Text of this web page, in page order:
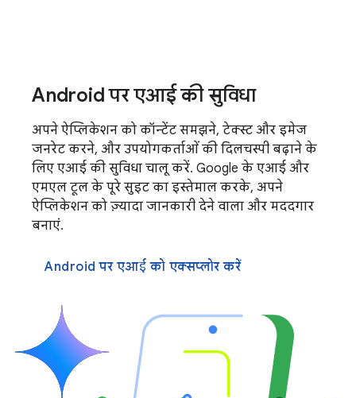
Android पर एआई की सुविधा
अपने ऐप्लिकेशन को कॉन्टेंट समझने, टेक्स्ट और इमेज
जनरेट करने, और उपयोगकर्ताओं की दिलचस्पी बढ़ाने के
लिए एआई की सुविधा चालू करें. Google के एआई और
एमएल टूल के पूरे सुइट का इस्तेमाल करके, अपने
ऐप्लिकेशन को ज़्यादा जानकारी देने वाला और मददगार
बनाएं.
Android पर एआई को एक्सप्लोर करें